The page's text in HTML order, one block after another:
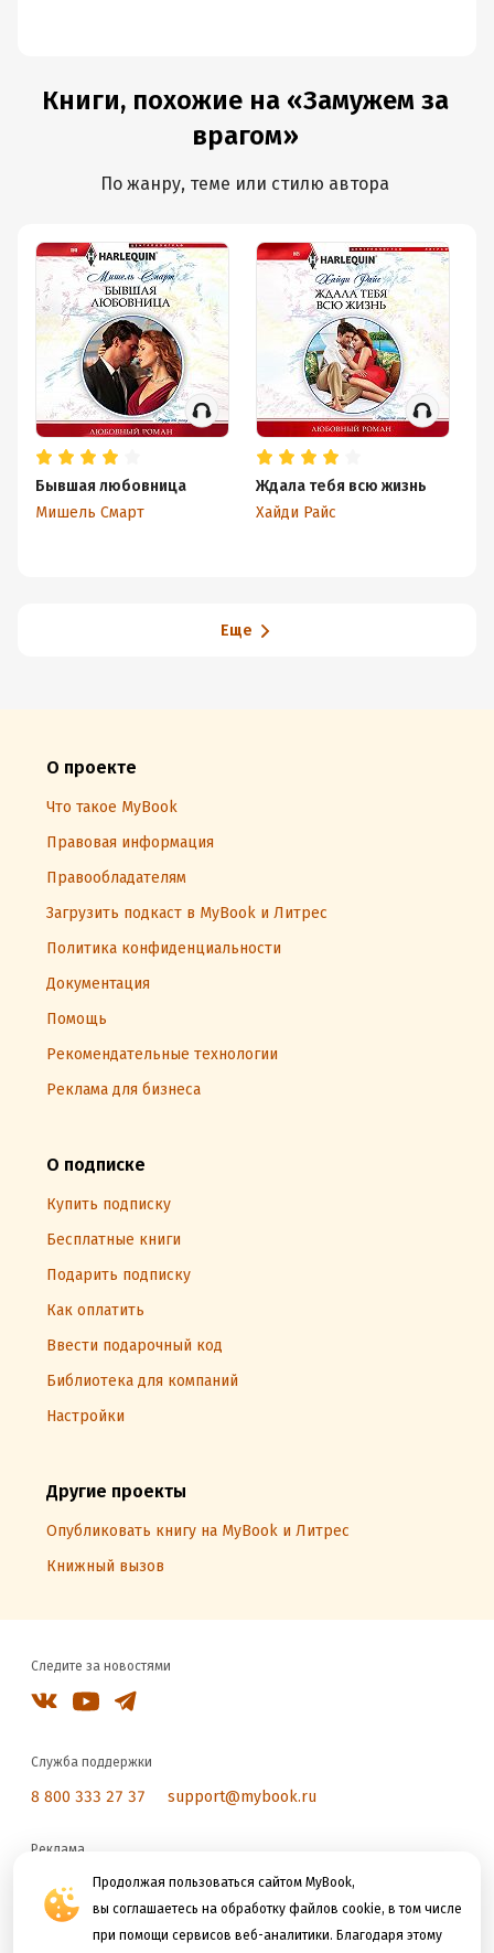
Продолжая пользоваться сайтом MyBook,
вы соглашаетесь на обработку файлов cookie, в том числе
при помощи сервисов веб-аналитики. Благодаря этому
Книги, похожие на «Замужем за
врагом»
По жанру, теме или стилю автора
Бывшая любовница
Мишель Смарт
Ждала тебя всю жизнь
Хайди Райс
Еще
О проекте
Что такое MyBook
Правовая информация
Правообладателям
Загрузить подкаст в MyBook и Литрес
Политика конфиденциальности
Документация
Помощь
Рекомендательные технологии
Реклама для бизнеса
О подписке
Купить подписку
Бесплатные книги
Подарить подписку
Как оплатить
Ввести подарочный код
Библиотека для компаний
Настройки
Другие проекты
Опубликовать книгу на MyBook и Литрес
Книжный вызов
Следите за новостями
Служба поддержки
8 800 333 27 37 support@mybook.ru
Реклама
reklama@litres.ru
Мы принимаем к оплате